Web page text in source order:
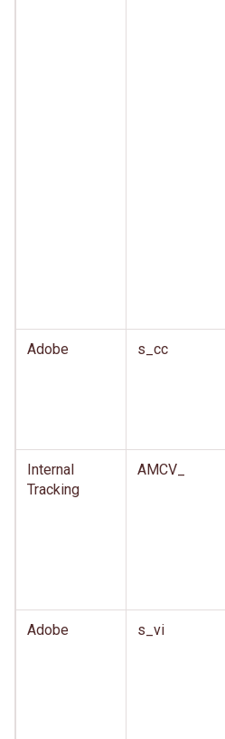
Adobe s_cc
Internal
Tracking
AMCV_
Adobe s_vi